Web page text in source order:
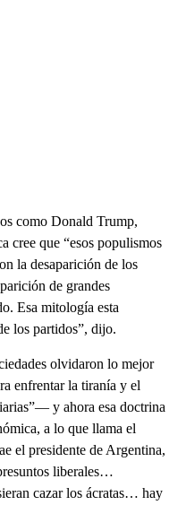
como Donald Trump,
que “esos populismos
la desaparición de los
de grandes
Esa mitología esta
los partidos”, dijo.
olvidaron lo mejor
enfrentar la tiranía y el
y ahora esa doctrina
a lo que llama el
el presidente de Argentina,
liberales…
cazar los ácratas… hay